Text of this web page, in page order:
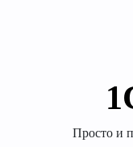
Просто и